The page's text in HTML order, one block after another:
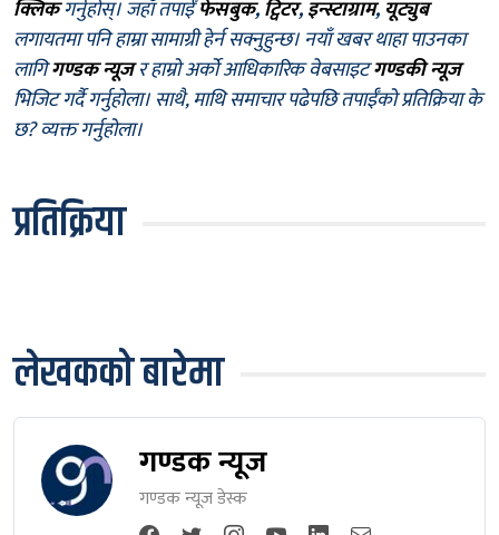
क्लिकगर्नुहोस्। जहाँ तपाईँफेसबुक,ट्विटर,इन्स्टाग्राम, यूट्युब
लगायतमा पनि हाम्रा सामाग्री हेर्न सक्नुहुन्छ। नयाँ खबर थाहा पाउनका
लागिगण्डक न्यूजर हाम्रो अर्को आधिकारिक वेबसाइटगण्डकी न्यूज
भिजिट गर्दै गर्नुहोला। साथै, माथि समाचार पढेपछि तपाईँको प्रतिक्रिया के
छ? व्यक्त गर्नुहोला।
प्रतिक्रिया
लेखकको बारेमा
गण्डक न्यूज
गण्डक न्यूज डेस्क